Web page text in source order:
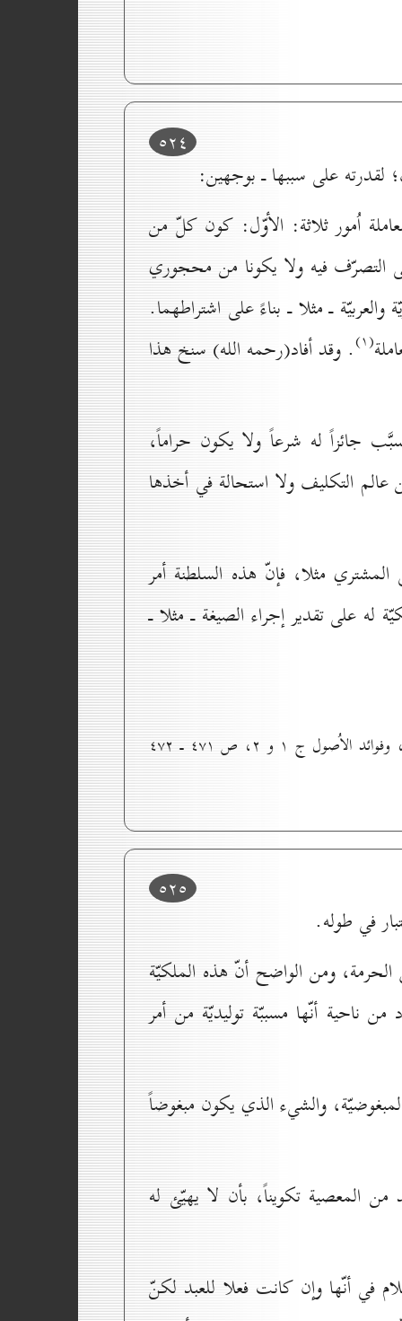
٥۲٤
لقدرته على سببها ـ بوجهين:
اُمور ثلاثة: الأوّل: كون كلّ من
التصرّف فيه ولا يكونا من محجوري
ـ مثلا ـ بناءً على اشتراطهما.
(۱) . وقد أفاد(رحمه الله) سنخ هذا
جائزاً له شرعاً ولا يكون حراماً،
عالم التكليف ولا استحالة في أخذها
مثلا، فإنّ هذه السلطنة أمر
له على تقدير إجراء الصيغة ـ مثلا ـ
(۱) راجع أجود التقريرات، ج ۱، ص ٤٠٤ ـ ٤٠٥ بحسب الطبعة المشتملة على تعليقات السيّد الخوئيّ(رحمه الله)، وفوائد الاُصول ج ۱ و ۲، ص ٤۷۱ ـ ٤۷۲
٥۲٥
في طوله.
ومن الواضح أنّ هذه الملكيّة
ناحية أنّها مسببّة توليديّة من أمر
والشيء الذي يكون مبغوضاً
المعصية تكويناً، بأن لا يهيّئ له
في أنّها وإن كانت فعلا للعبد لكنّ